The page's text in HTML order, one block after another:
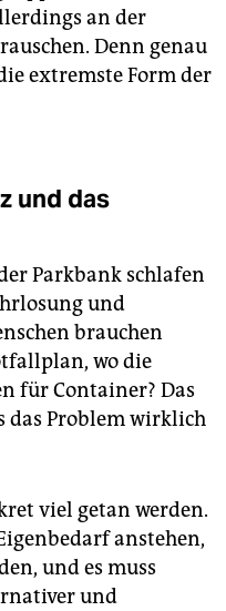
an der
Denn genau
extremste Form der
und das
Parkbank schlafen
und
brauchen
wo die
für Container? Das
das Problem wirklich
viel getan werden.
anstehen,
und es muss
und